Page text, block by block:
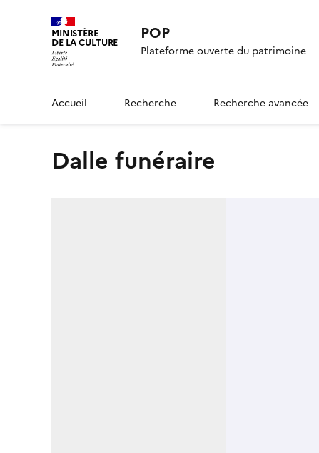
MINISTÈRE
DE LA CULTURE POP
Plateforme ouverte du patrimoine
Accueil Recherche Recherche avancée
dalle funéraire